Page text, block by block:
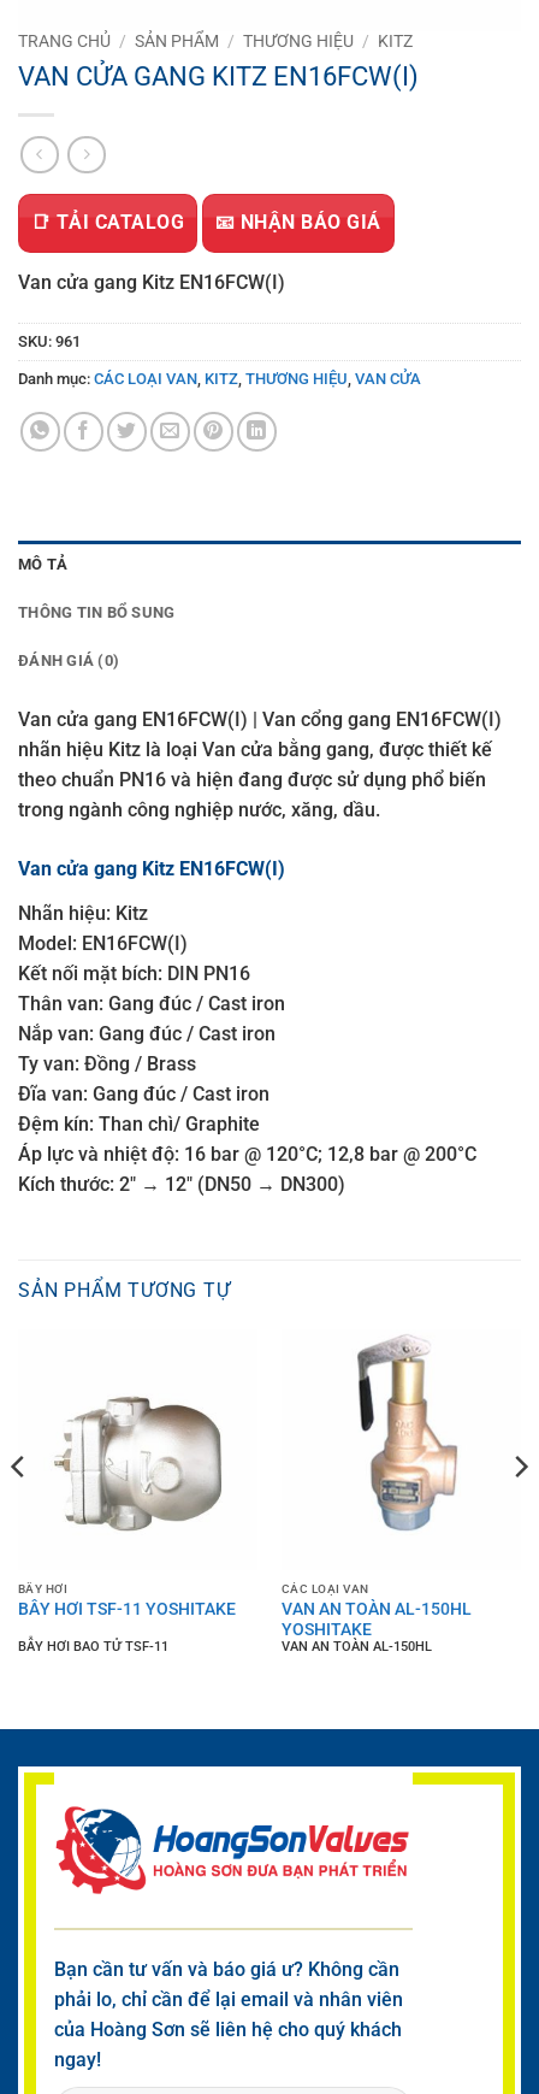
TRANG CHỦ / SẢN PHẨM / THƯƠNG HIỆU / KITZ
VAN CỬA GANG KITZ EN16FCW(I)
📑 TẢI CATALOG 📧 NHẬN BÁO GIÁ
Van cửa gang Kitz EN16FCW(I)
SKU: 961
Danh mục: CÁC LOẠI VAN KITZ THƯƠNG HIỆU VAN CỬA
MÔ TẢ
THÔNG TIN BỔ SUNG
ĐÁNH GIÁ (0)
Van cửa gang EN16FCW(I) | Van cổng gang EN16FCW(I)
nhãn hiệu Kitz là loại Van cửa bằng gang, được thiết kế
theo chuẩn PN16 và hiện đang được sử dụng phổ biến
trong ngành công nghiệp nước, xăng, dầu.
Van cửa gang Kitz EN16FCW(I)
Nhãn hiệu: Kitz
Model: EN16FCW(I)
Kết nối mặt bích: DIN PN16
Thân van: Gang đúc / Cast iron
Nắp van: Gang đúc / Cast iron
Ty van: Đồng / Brass
Đĩa van: Gang đúc / Cast iron
Đệm kín: Than chì/ Graphite
Áp lực và nhiệt độ: 16 bar @ 120°C; 12,8 bar @ 200°C
Kích thước: 2″ → 12″ (DN50 → DN300)
SẢN PHẨM TƯƠNG TỰ
BẪY HƠI
BẪY HƠI TSF-11 YOSHITAKE
BẪY HƠI BAO TỬ TSF-11
CÁC LOẠI VAN
VAN AN TOÀN AL-150HL
YOSHITAKE
VAN AN TOÀN AL-150HL
Bạn cần tư vấn và báo giá ư? Không cần
phải lo, chỉ cần để lại email và nhân viên
của Hoàng Sơn sẽ liên hệ cho quý khách
ngay!